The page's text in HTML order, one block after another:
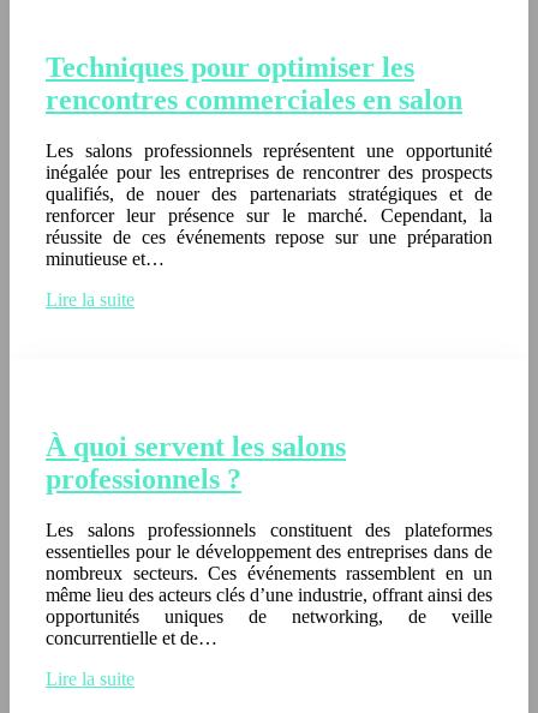
Techniques pour optimiser les
rencontres commerciales en salon
Les salons professionnels représentent une opportunité
inégalée pour les entreprises de rencontrer des prospects
qualifiés, de nouer des partenariats stratégiques et de
renforcer leur présence sur le marché. Cependant, la
réussite de ces événements repose sur une préparation
minutieuse et…
Lire la suite
À quoi servent les salons
professionnels ?
Les salons professionnels constituent des plateformes
essentielles pour le développement des entreprises dans de
nombreux secteurs. Ces événements rassemblent en un
même lieu des acteurs clés d’une industrie, offrant ainsi des
opportunités uniques de networking, de veille
concurrentielle et de…
Lire la suite